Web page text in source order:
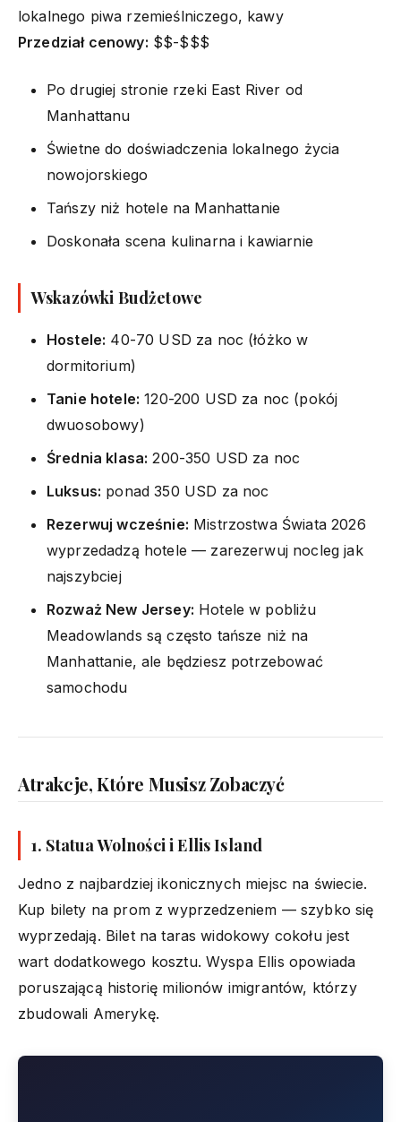
lokalnego piwa rzemieślniczego, kawy
Przedział cenowy: $$-$$$
Po drugiej stronie rzeki East River od
Manhattanu
Świetne do doświadczenia lokalnego życia
nowojorskiego
Tańszy niż hotele na Manhattanie
Doskonała scena kulinarna i kawiarnie
Wskazówki Budżetowe
Hostele: 40-70 USD za noc (łóżko w
dormitorium)
Tanie hotele: 120-200 USD za noc (pokój
dwuosobowy)
Średnia klasa: 200-350 USD za noc
Luksus: ponad 350 USD za noc
Rezerwuj wcześnie: Mistrzostwa Świata 2026
wyprzedadzą hotele — zarezerwuj nocleg jak
najszybciej
Rozważ New Jersey: Hotele w pobliżu
Meadowlands są często tańsze niż na
Manhattanie, ale będziesz potrzebować
samochodu
Atrakcje, Które Musisz Zobaczyć
1. Statua Wolności i Ellis Island
Jedno z najbardziej ikonicznych miejsc na świecie.
Kup bilety na prom z wyprzedzeniem — szybko się
wyprzedają. Bilet na taras widokowy cokołu jest
wart dodatkowego kosztu. Wyspa Ellis opowiada
poruszającą historię milionów imigrantów, którzy
zbudowali Amerykę.